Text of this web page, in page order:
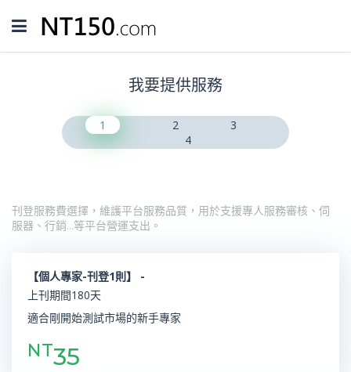
Toggle
navigation
我要提供服務
1 2
3
4
刊登服務費選擇，維護平台服務品質，用於支援專人服務審核、伺
服器、行銷…等平台營運支出。
【個人專家-刊登1則】 -
上刊期間180天
適合剛開始測試市場的新手專家
NT35